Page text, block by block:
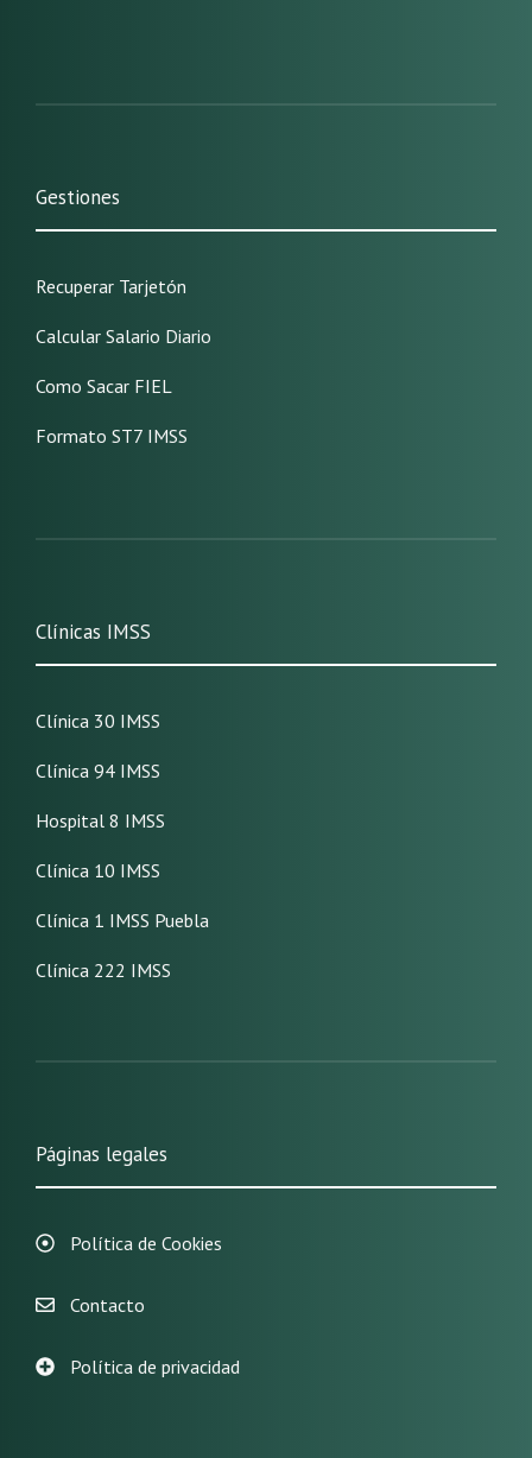
Gestiones
Recuperar Tarjetón
Calcular Salario Diario
Como Sacar FIEL
Formato ST7 IMSS
Clínicas IMSS
Clínica 30 IMSS
Clínica 94 IMSS
Hospital 8 IMSS
Clínica 10 IMSS
Clínica 1 IMSS Puebla
Clínica 222 IMSS
Páginas legales
Política de Cookies
Contacto
Política de privacidad